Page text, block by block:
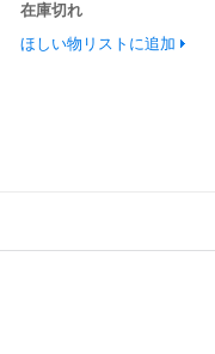
在庫切れ
ほしい物リストに追加